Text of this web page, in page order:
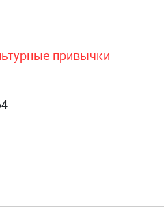
привычки